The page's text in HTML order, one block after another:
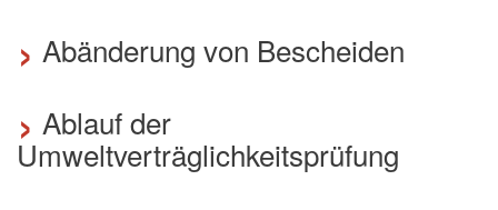
› Abänderung von Bescheiden
› Ablauf der
Umweltverträglichkeitsprüfung